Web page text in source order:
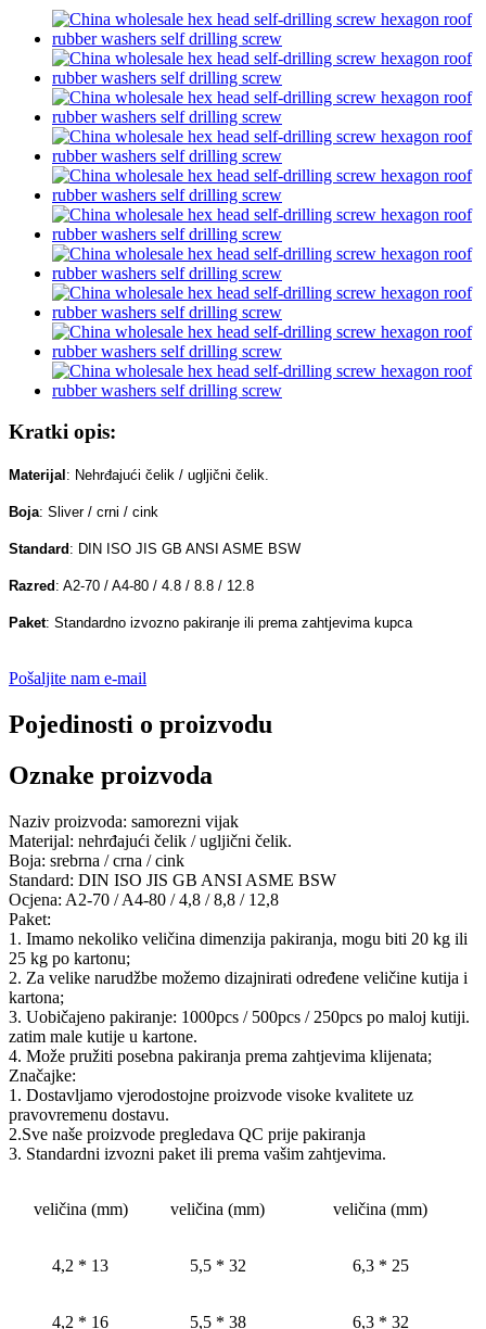
Kratki opis:
Materijal : Nehrđajući čelik / ugljični čelik.
Boja: Sliver / crni / cink
Standard : DIN ISO JIS GB ANSI ASME BSW
Razred : A2-70 / A4-80 / 4.8 / 8.8 / 12.8
Paket: Standardno izvozno pakiranje ili prema zahtjevima kupca
Pošaljite nam e-mail
Pojedinosti o proizvodu
Oznake proizvoda
Naziv proizvoda: samorezni vijak
Materijal: nehrđajući čelik / ugljični čelik.
Boja: srebrna / crna / cink
Standard: DIN ISO JIS GB ANSI ASME BSW
Ocjena: A2-70 / A4-80 / 4,8 / 8,8 / 12,8
Paket:
1. Imamo nekoliko veličina dimenzija pakiranja, mogu biti 20 kg ili
25 kg po kartonu;
2. Za velike narudžbe možemo dizajnirati određene veličine kutija i
kartona;
3. Uobičajeno pakiranje: 1000pcs / 500pcs / 250pcs po maloj kutiji.
zatim male kutije u kartone.
4. Može pružiti posebna pakiranja prema zahtjevima klijenata;
Značajke:
1. Dostavljamo vjerodostojne proizvode visoke kvalitete uz
pravovremenu dostavu.
2.Sve naše proizvode pregledava QC prije pakiranja
3. Standardni izvozni paket ili prema vašim zahtjevima.
veličina (mm) veličina (mm) veličina (mm)
4,2 * 13 5,5 * 32 6,3 * 25
4,2 * 16 5,5 * 38 6,3 * 32